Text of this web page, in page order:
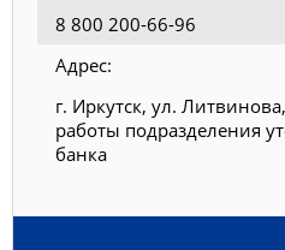
8 800 200-66-96
Адрес:
г. Иркутск, ул.
работы подразделения
банка